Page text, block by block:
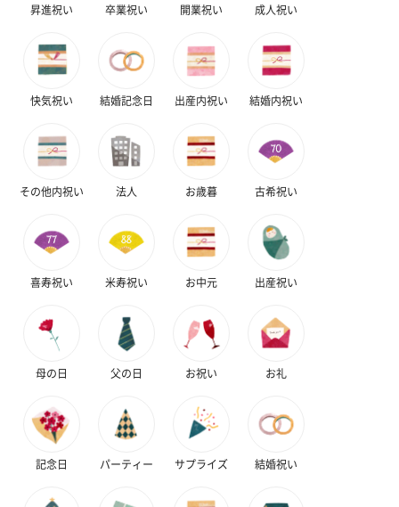
のオイル漬（981円）
のオイル漬（塩麹&レモ
ン）（981円）
昇進祝い 卒業祝い 開業祝い 成人祝い
快気祝い 結婚記念日 出産内祝い 結婚内祝い
その他内祝い 法人 お歳暮 古希祝い
喜寿祝い 米寿祝い お中元 出産祝い
母の日 父の日 お祝い お礼
記念日 パーティー サプライズ 結婚祝い